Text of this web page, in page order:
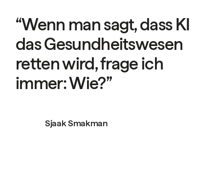
“Wenn man sagt, dass KI
das Gesundheitswesen
retten wird, frage ich
immer: Wie?”
Sjaak Smakman